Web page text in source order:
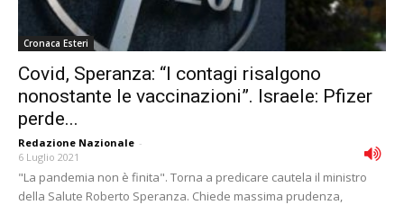
Cronaca Esteri
Covid, Speranza: “I contagi risalgono
nonostante le vaccinazioni”. Israele: Pfizer
perde...
Redazione Nazionale -
6 Luglio 2021
"La pandemia non è finita". Torna a predicare cautela il ministro
della Salute Roberto Speranza. Chiede massima prudenza,